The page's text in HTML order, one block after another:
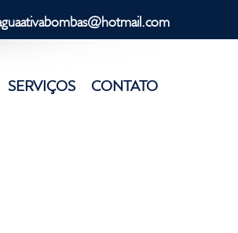
SERVIÇOS CONTATO